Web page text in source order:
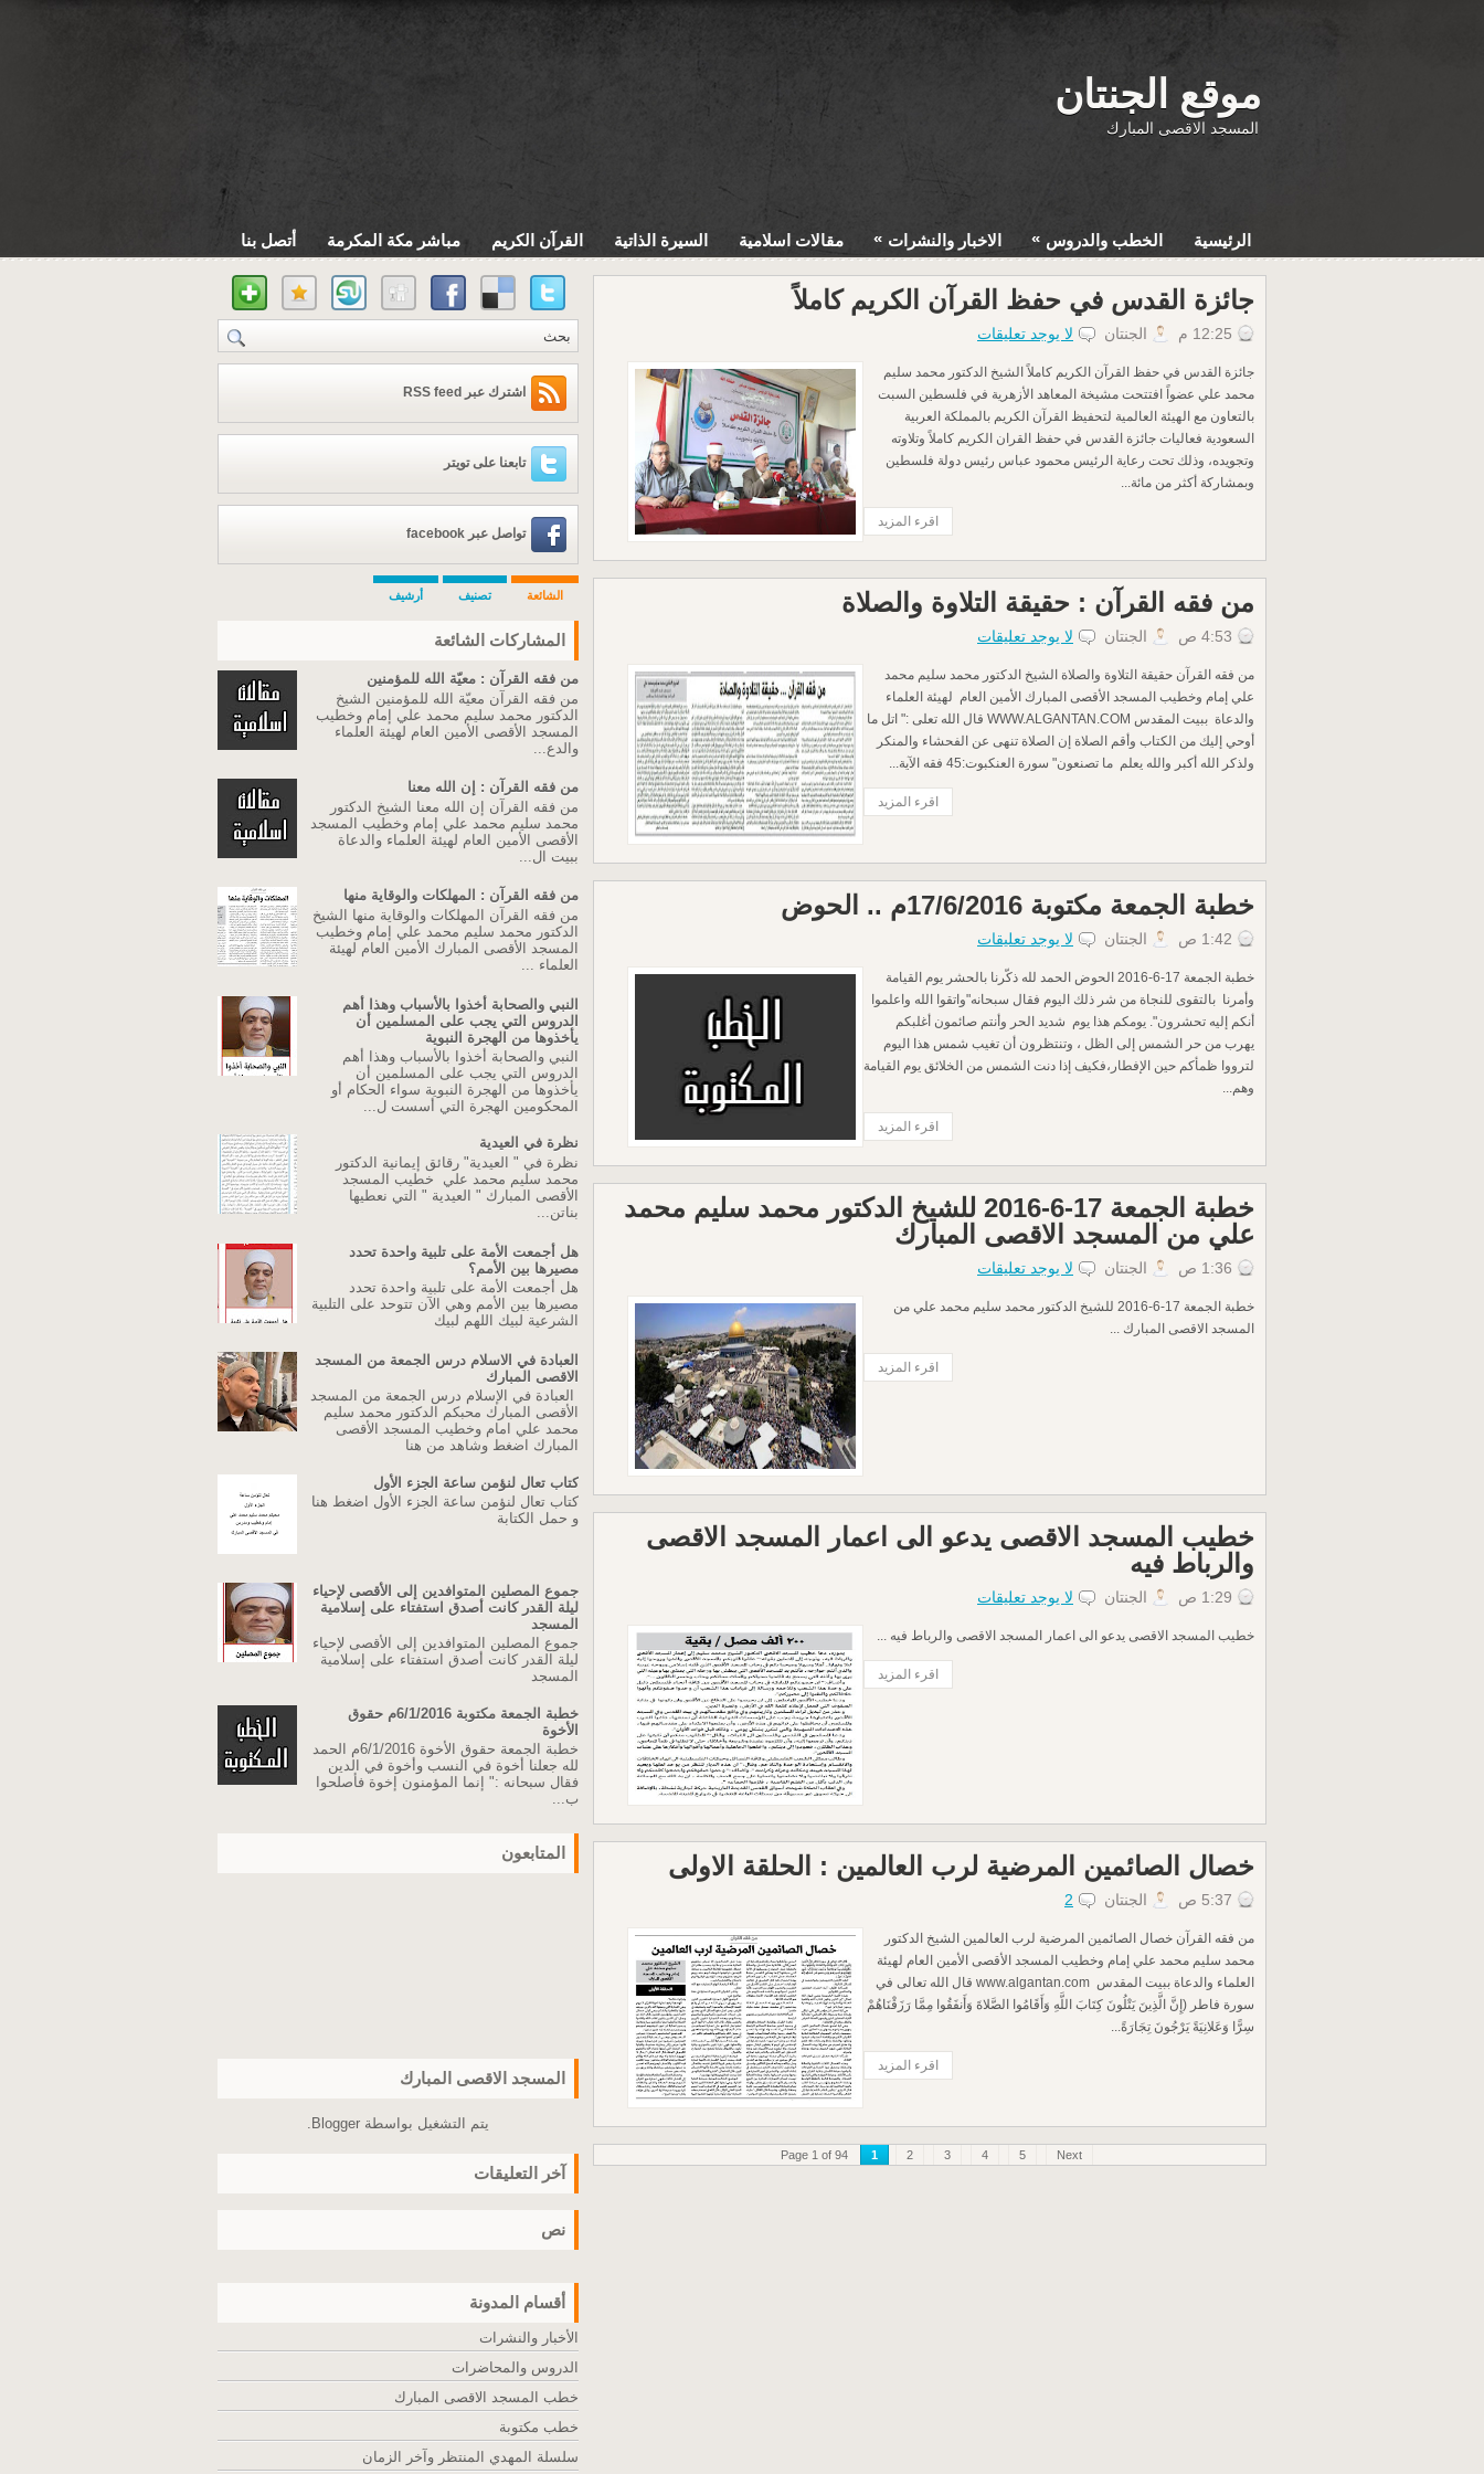
موقع الجنتان
المسجد الاقصى المبارك
الرئيسية الخطب والدروس » الاخبار والنشرات » مقالات اسلامية السيرة الذاتية القرآن الكريم مباشر مكة المكرمة أتصل بنا
جائزة القدس في حفظ القرآن الكريم كاملاً
12:25 م الجنتان لا يوجد تعليقات
جائزة القدس في حفظ القرآن الكريم كاملاً الشيخ الدكتور محمد سليم
محمد علي عضواً افتتحت مشيخة المعاهد الأزهرية في فلسطين السبت
بالتعاون مع الهيئة العالمية لتحفيظ القرآن الكريم بالمملكة العربية
السعودية فعاليات جائزة القدس في حفظ القران الكريم كاملاً وتلاوته
وتجويده، وذلك تحت رعاية الرئيس محمود عباس رئيس دولة فلسطين
وبمشاركة أكثر من مائة...
اقرء المزيد
من فقه القرآن : حقيقة التلاوة والصلاة
4:53 ص الجنتان لا يوجد تعليقات
من فقه القرآن حقيقة التلاوة والصلاة الشيخ الدكتور محمد سليم محمد
علي إمام وخطيب المسجد الأقصى المبارك الأمين العام لهيئة العلماء
والدعاة ببيت المقدس WWW.ALGANTAN.COM قال الله تعلى :" اتل ما
أوحي إليك من الكتاب وأقم الصلاة إن الصلاة تنهى عن الفحشاء والمنكر
ولذكر الله أكبر والله يعلم ما تصنعون" سورة العنكبوت:45 فقه الآية...
اقرء المزيد
خطبة الجمعة مكتوبة 17/6/2016م .. الحوض
1:42 ص الجنتان لا يوجد تعليقات
خطبة الجمعة 17-6-2016 الحوض الحمد لله ذكّرنا بالحشر يوم القيامة
وأمرنا بالتقوى للنجاة من شر ذلك اليوم فقال سبحانه"واتقوا الله واعلموا
أنكم إليه تحشرون". يومكم هذا يوم شديد الحر وأنتم صائمون أغلبكم
يهرب من حر الشمس إلى الظل ، وتنتظرون أن تغيب شمس هذا اليوم
لترووا ظمأكم حين الإفطار،فكيف إذا دنت الشمس من الخلائق يوم القيامة
وهم...
اقرء المزيد
خطبة الجمعة 17-6-2016 للشيخ الدكتور محمد سليم محمد
علي من المسجد الاقصى المبارك
1:36 ص الجنتان لا يوجد تعليقات
خطبة الجمعة 17-6-2016 للشيخ الدكتور محمد سليم محمد علي من
المسجد الاقصى المبارك ...
اقرء المزيد
خطيب المسجد الاقصى يدعو الى اعمار المسجد الاقصى
والرباط فيه
1:29 ص الجنتان لا يوجد تعليقات
خطيب المسجد الاقصى يدعو الى اعمار المسجد الاقصى والرباط فيه ...
اقرء المزيد
خصال الصائمين المرضية لرب العالمين : الحلقة الاولى
5:37 ص الجنتان 2
من فقه القرآن خصال الصائمين المرضية لرب العالمين الشيخ الدكتور
محمد سليم محمد علي إمام وخطيب المسجد الأقصى الأمين العام لهيئة
العلماء والدعاة ببيت المقدس www.algantan.com قال الله تعالى في
سورة فاطر (إِنَّ الَّذِينَ يَتْلُونَ كِتَابَ اللَّهِ وَأَقَامُوا الصَّلاةَ وَأَنفَقُوا مِمَّا رَزَقْنَاهُمْ
سِرًّا وَعَلانِيَةً يَرْجُونَ تِجَارَةً...
اقرء المزيد
Page 1 of 94 1 2 3 4 5 Next
اشترك عبر RSS feed
تابعنا على تويتر
تواصل عبر facebook
الشائعة تصنيف أرشيف
المشاركات الشائعة
من فقه القرآن : معيّة الله للمؤمنين
من فقه القرآن معيّة الله للمؤمنين الشيخ
الدكتور محمد سليم محمد علي إمام وخطيب
المسجد الأقصى الأمين العام لهيئة العلماء
والدع...
من فقه القرآن : إن الله معنا
من فقه القرآن إن الله معنا الشيخ الدكتور
محمد سليم محمد علي إمام وخطيب المسجد
الأقصى الأمين العام لهيئة العلماء والدعاة
ببيت ال...
من فقه القرآن : المهلكات والوقاية منها
من فقه القرآن المهلكات والوقاية منها الشيخ
الدكتور محمد سليم محمد علي إمام وخطيب
المسجد الأقصى المبارك الأمين العام لهيئة
العلماء ...
النبي والصحابة أخذوا بالأسباب وهذا أهم
الدروس التي يجب على المسلمين أن
يأخذوها من الهجرة النبوية
النبي والصحابة أخذوا بالأسباب وهذا أهم
الدروس التي يجب على المسلمين أن
يأخذوها من الهجرة النبوية سواء الحكام أو
المحكومين الهجرة التي أسست ل...
نظرة في العيدية
نظرة في " العيدية" رقائق إيمانية الدكتور
محمد سليم محمد علي خطيب المسجد
الأقصى المبارك " العيدية " التي نعطيها
بناتن...
هل أجمعت الأمة على تلبية واحدة تحدد
مصيرها بين الأمم؟
هل أجمعت الأمة على تلبية واحدة تحدد
مصيرها بين الأمم وهي الآن تتوحد على التلبية
الشرعية لبيك اللهم لبيك
العبادة في الاسلام درس الجمعة من المسجد
الاقصى المبارك
العبادة في الإسلام درس الجمعة من المسجد
الأقصى المبارك محبكم الدكتور محمد سليم
محمد علي امام وخطيب المسجد الأقصى
المبارك اضغط وشاهد من هنا
كتاب تعال لنؤمن ساعة الجزء الأول
كتاب تعال لنؤمن ساعة الجزء الأول اضغط هنا
و حمل الكتابة
جموع المصلين المتوافدين إلى الأقصى لإحياء
ليلة القدر كانت أصدق استفتاء على إسلامية
المسجد
جموع المصلين المتوافدين إلى الأقصى لإحياء
ليلة القدر كانت أصدق استفتاء على إسلامية
المسجد
خطبة الجمعة مكتوبة 6/1/2016م حقوق
الأخوة
خطبة الجمعة حقوق الأخوة 6/1/2016م الحمد
لله جعلنا أخوة في النسب وأخوة في الدين
فقال سبحانه :" إنما المؤمنون إخوة فأصلحوا
ب...
المتابعون
المسجد الاقصى المبارك
يتم التشغيل بواسطة Blogger
.
آخر التعليقات
نص
أقسام المدونة
الأخبار والنشرات
الدروس والمحاضرات
خطب المسجد الاقصى المبارك
خطب مكتوبة
سلسلة المهدي المنتظر وآخر الزمان